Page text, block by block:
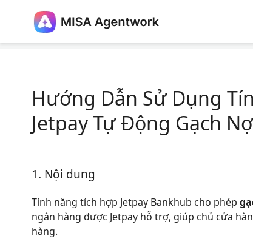
Home Hướng dẫn nghiệp vụ Hướng Dẫn Sử
Hướng Dẫn Sử Dụng
Jetpay Tự Động Gạch
1. Nội dung
Tính năng tích hợp Jetpay Bankhub cho phép
ngân hàng được Jetpay hỗ trợ, giúp chủ cửa
hàng.